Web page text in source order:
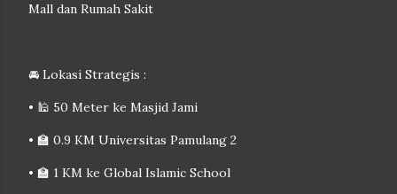
Mall dan Rumah Sakit
🚘 Lokasi Strategis :
• 🕌 50 Meter ke Masjid Jami
• 🏫 0.9 KM Universitas Pamulang 2
• 🏫 1 KM ke Global Islamic School